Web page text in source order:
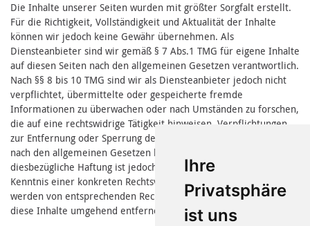
Ihre
Privatsphäre
ist uns
Die Inhalte unserer Seiten wurden mit größter Sorgfalt erstellt.
Für die Richtigkeit, Vollständigkeit und Aktualität der Inhalte
können wir jedoch keine Gewähr übernehmen. Als
Diensteanbieter sind wir gemäß § 7 Abs.1 TMG für eigene Inhalte
auf diesen Seiten nach den allgemeinen Gesetzen verantwortlich.
Nach §§ 8 bis 10 TMG sind wir als Diensteanbieter jedoch nicht
verpflichtet, übermittelte oder gespeicherte fremde
Informationen zu überwachen oder nach Umständen zu forschen,
die auf eine rechtswidrige Tätigkeit hinweisen. Verpflichtungen
zur Entfernung oder Sperrung der Nutzung von Informationen
nach den allgemeinen Gesetzen bleiben hiervon unberührt. Eine
diesbezügliche Haftung ist jedoch erst ab dem Zeitpunkt der
Kenntnis einer konkreten Rechtsverletzung möglich. Bei bekannt
werden von entsprechenden Rechtsverletzungen werden wir
diese Inhalte umgehend entfernen.